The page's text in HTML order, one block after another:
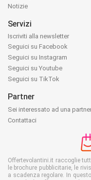
Notizie
Servizi
Iscriviti alla newsletter
Seguici su Facebook
Seguici su Instagram
Seguici su Youtube
Seguici su TikTok
Partner
Sei interessato ad una
Contattaci
Offertevolantini.it raccoglie
le brochure pubblicitarie, le
a scadenza regolare. In